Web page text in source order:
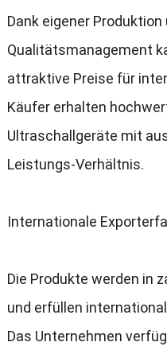
Dank eigener
Qualitätsmanagement
attraktive Preise für
Käufer erhalten
Ultraschallgeräte mit
Leistungs-Verhältnis.
Internationale
Die Produkte werden in
und erfüllen
Das Unternehmen